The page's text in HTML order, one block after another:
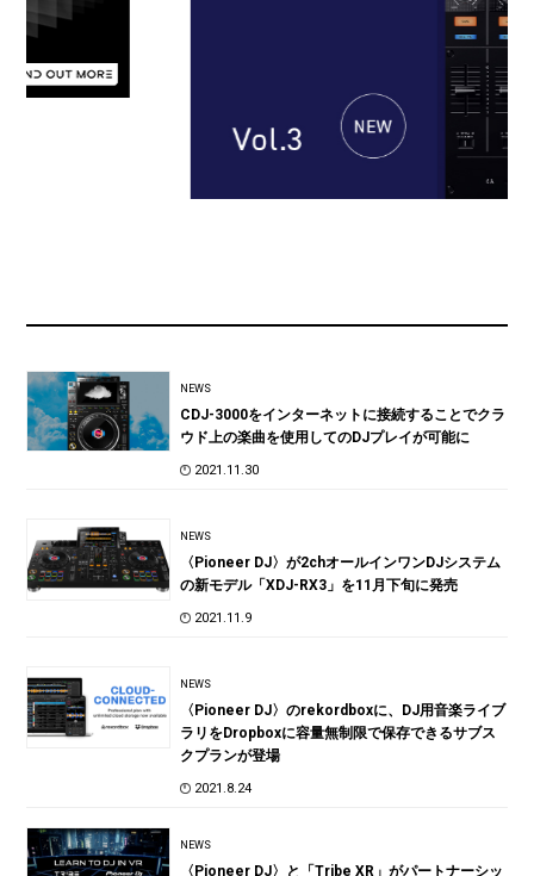
NEWS
CDJ-3000をインターネットに接続することでクラ
ウド上の楽曲を使用してのDJプレイが可能に
2021.11.30
NEWS
〈Pioneer DJ〉が2chオールインワンDJシステム
の新モデル「XDJ-RX3」を11月下旬に発売
2021.11.9
NEWS
〈Pioneer DJ〉のrekordboxに、DJ用音楽ライブ
ラリをDropboxに容量無制限で保存できるサブス
クプランが登場
2021.8.24
NEWS
〈Pioneer DJ〉と「Tribe XR」がパートナーシッ